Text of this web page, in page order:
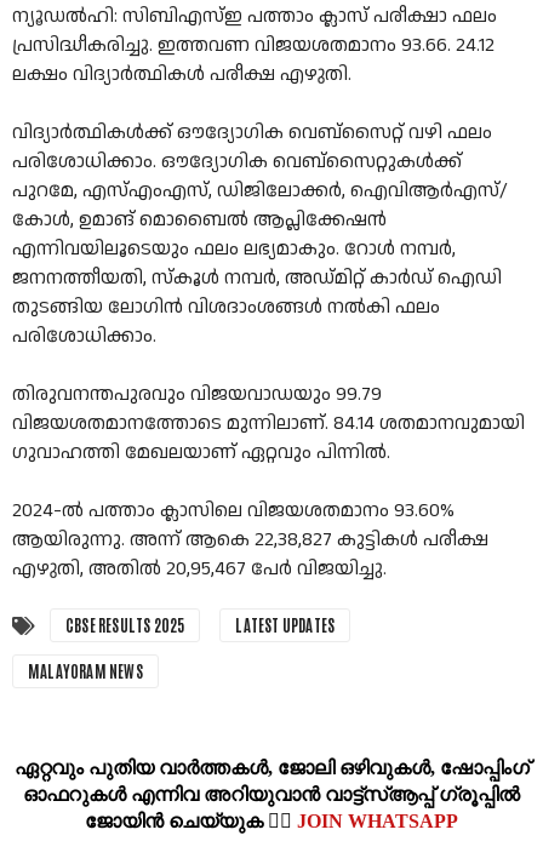
ന്യൂഡൽഹി: സിബിഎസ്ഇ പത്താം ക്ലാസ് പരീക്ഷാ ഫലം
പ്രസിദ്ധീകരിച്ചു. ഇത്തവണ വിജയശതമാനം 93.66. 24.12
ലക്ഷം വിദ്യാർത്ഥികൾ പരീക്ഷ എഴുതി.
വിദ്യാർത്ഥികൾക്ക് ഔദ്യോഗിക വെബ്സൈറ്റ് വഴി ഫലം
പരിശോധിക്കാം. ഔദ്യോഗിക വെബ്സൈറ്റുകൾക്ക്
പുറമേ, എസ്എംഎസ്, ഡിജിലോക്കർ, ഐവിആർഎസ്/
കോൾ, ഉമാങ് മൊബൈൽ ആപ്ലിക്കേഷൻ
എന്നിവയിലൂടെയും ഫലം ലഭ്യമാകും. റോൾ നമ്പർ,
ജനനത്തീയതി, സ്കൂൾ നമ്പർ, അഡ്മിറ്റ് കാർഡ് ഐഡി
തുടങ്ങിയ ലോഗിൻ വിശദാംശങ്ങൾ നൽകി ഫലം
പരിശോധിക്കാം.
തിരുവനന്തപുരവും വിജയവാഡയും 99.79
വിജയശതമാനത്തോടെ മുന്നിലാണ്. 84.14 ശതമാനവുമായി
ഗുവാഹത്തി മേഖലയാണ് ഏറ്റവും പിന്നിൽ.
2024-ൽ പത്താം ക്ലാസിലെ വിജയശതമാനം 93.60%
ആയിരുന്നു. അന്ന് ആകെ 22,38,827 കുട്ടികൾ പരീക്ഷ
എഴുതി, അതിൽ 20,95,467 പേർ വിജയിച്ചു.
CBSE RESULTS 2025 LATEST UPDATES
MALAYORAM NEWS
ഏറ്റവും പുതിയ വാര്‍ത്തകള്‍, ജോലി ഒഴിവുകള്‍, ഷോപ്പിംഗ്‌
ഓഫറുകള്‍ എന്നിവ അറിയുവാന്‍ വാട്ട്സ്ആപ്പ് ഗ്രൂപ്പില്‍
ജോയിന്‍ ചെയ്യുക 👉🏽 JOIN WHATSAPP